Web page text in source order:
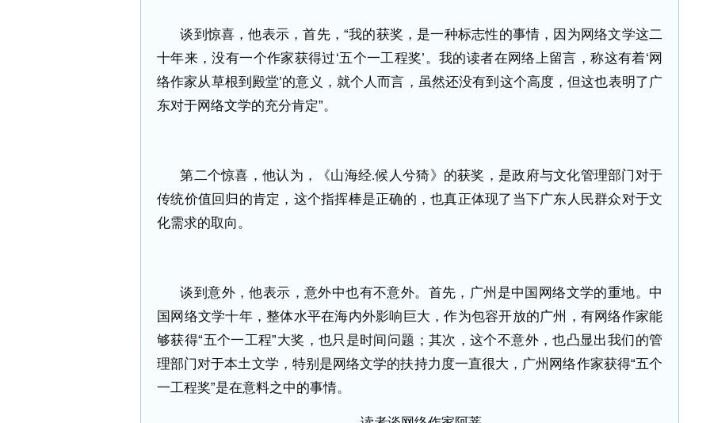
谈到惊喜，他表示，首先，“我的获奖，是一种标志性的事情，因为网络文学这二
十年来，没有一个作家获得过‘五个一工程奖’。我的读者在网络上留言，称这有着‘网
络作家从草根到殿堂’的意义，就个人而言，虽然还没有到这个高度，但这也表明了广
东对于网络文学的充分肯定”。
第二个惊喜，他认为，《山海经.候人兮猗》的获奖，是政府与文化管理部门对于
传统价值回归的肯定，这个指挥棒是正确的，也真正体现了当下广东人民群众对于文
化需求的取向。
谈到意外，他表示，意外中也有不意外。首先，广州是中国网络文学的重地。中
国网络文学十年，整体水平在海内外影响巨大，作为包容开放的广州，有网络作家能
够获得“五个一工程”大奖，也只是时间问题；其次，这个不意外，也凸显出我们的管
理部门对于本土文学，特别是网络文学的扶持力度一直很大，广州网络作家获得“五个
一工程奖”是在意料之中的事情。